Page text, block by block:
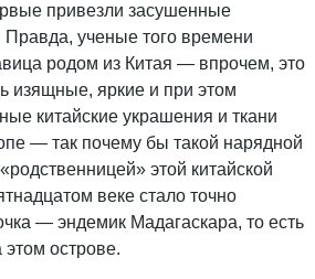
привезли засушенные
ученые того времени
родом из Китая — впрочем, это
изящные, яркие и при этом
китайские украшения и ткани
— так почему бы такой нарядной
этой китайской
веке стало точно
— эндемик Мадагаскара, то есть
этом острове.